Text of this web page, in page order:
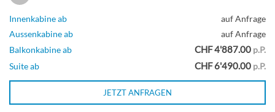
Innenkabine ab
auf Anfrage
Aussenkabine ab
auf Anfrage
Balkonkabine ab
CHF 4'887.00 p.P.
Suite ab
CHF 6'490.00 p.P.
JETZT ANFRAGEN